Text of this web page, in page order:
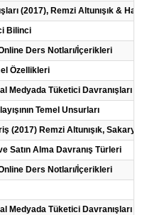
(2017), Remzi Altunışık &
Bilinci
Ders Notları/İçerikleri
Özellikleri
Medyada Tüketici Davranışları
Temel Unsurları
(2017) Remzi Altunışık, Sakarya
Satın Alma Davranış Türleri
Ders Notları/İçerikleri
Medyada Tüketici Davranışları